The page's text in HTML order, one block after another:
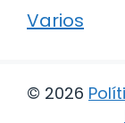
Varios
© 2026